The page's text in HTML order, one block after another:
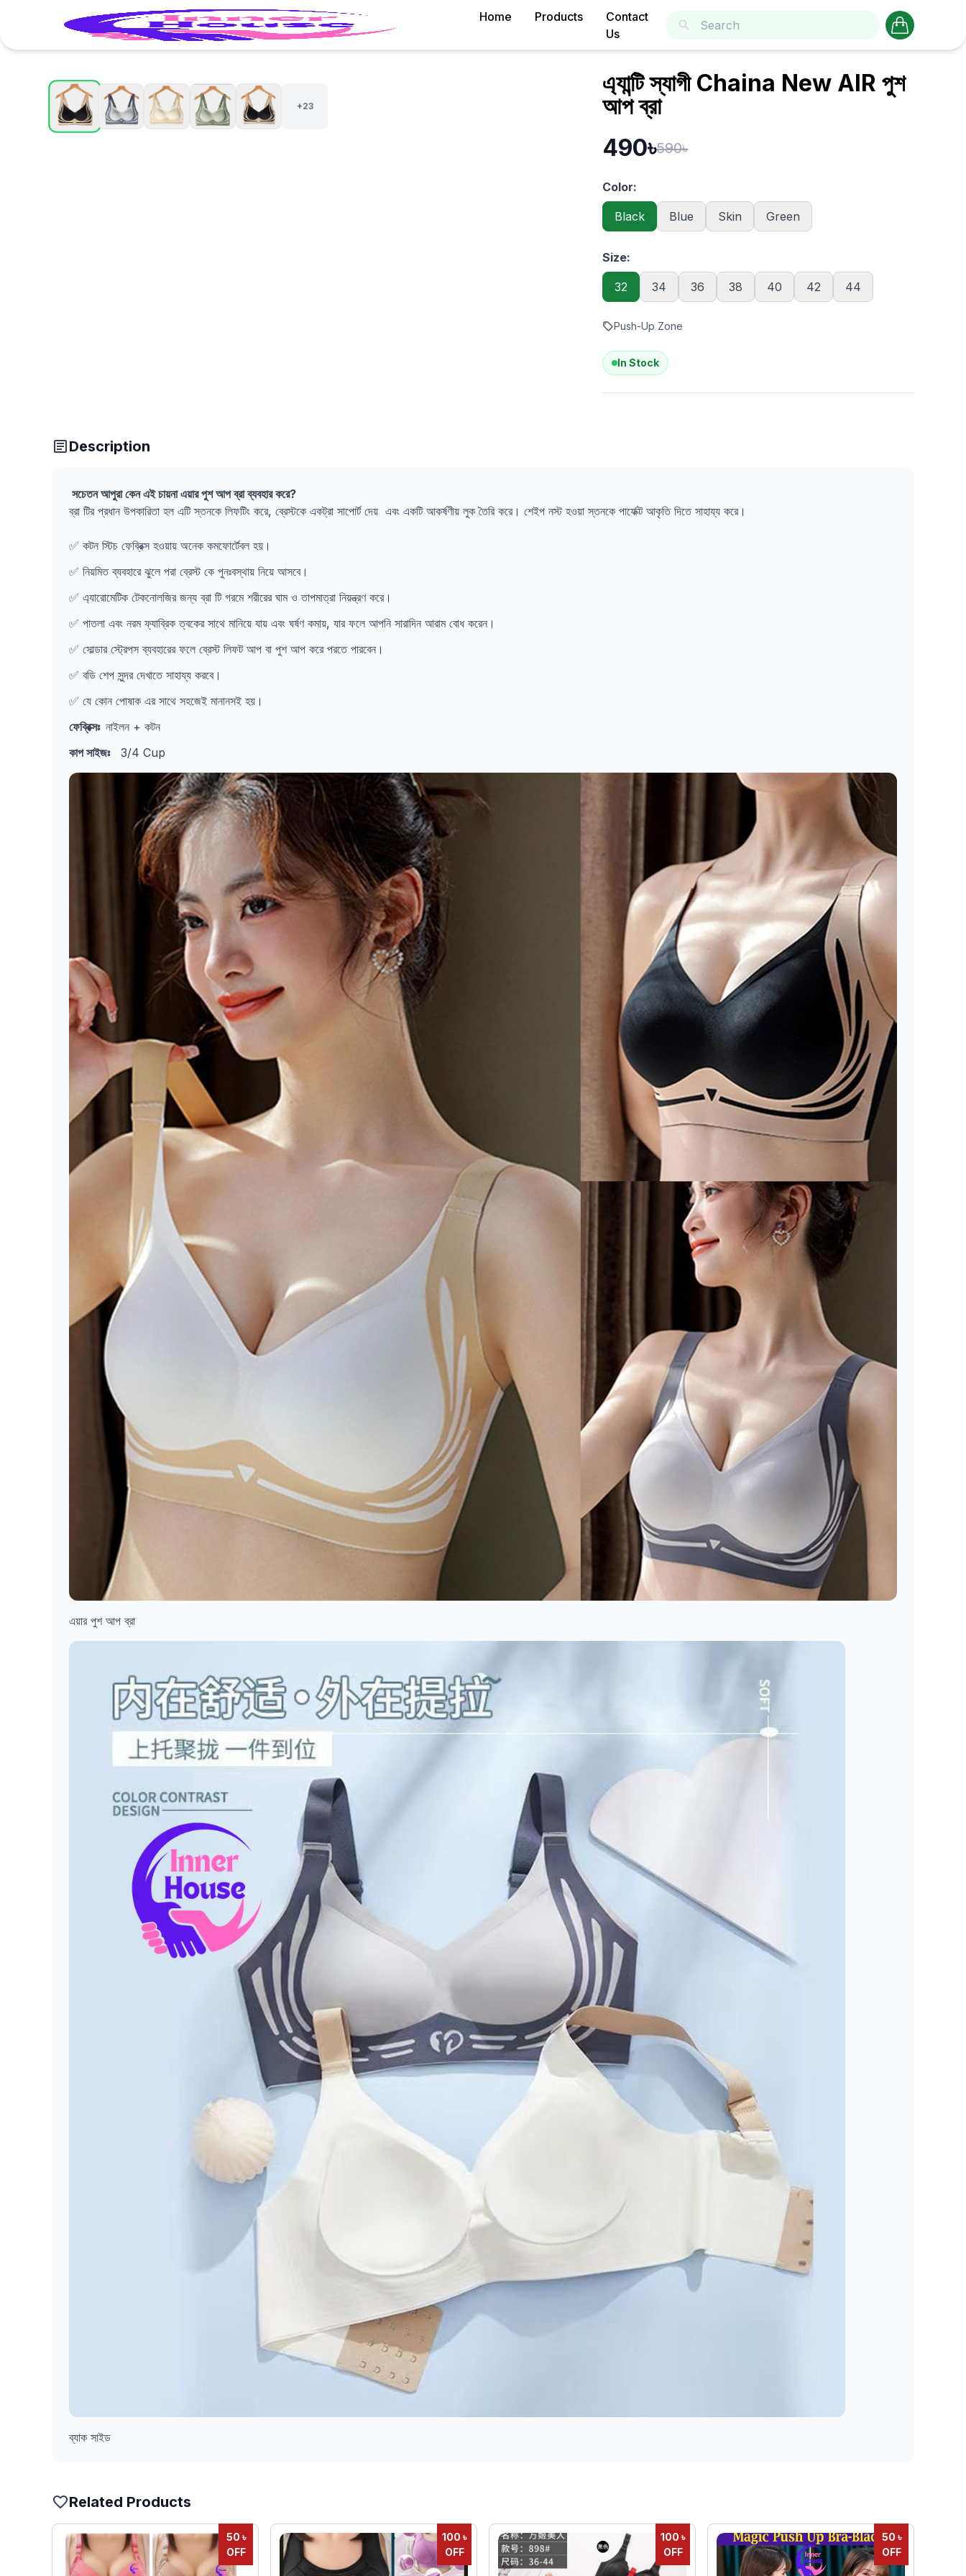
Home Products
Contact
Us
1 / 28
+23
এ্যান্টি স্যাগী Chaina New AIR পুশ
আপ ব্রা
490৳590৳
Color:
Black Blue Skin Green
Size:
32 34 36 38 40 42 44
Push-Up Zone
In Stock
Description
সচেতন আপুরা কেন এই চায়না এয়ার পুশ আপ ব্রা ব্যবহার করে?
ব্রা টির প্রধান উপকারিতা হল এটি স্তনকে লিফটিং করে, ব্রেস্টকে একট্রা সাপোর্ট দেয় এবং একটি আকর্ষণীয় লুক তৈরি করে। শেইপ নস্ট হওয়া স্তনকে পার্ফেক্ট আকৃতি দিতে সাহায্য করে।
✅ কটন স্টিচ ফেব্রিক্স হওয়ায় অনেক কমফোর্টেবল হয়।
✅ নিয়মিত ব্যবহারে ঝুলে পরা ব্রেস্ট কে পুনঃবস্থায় নিয়ে আসবে।
✅ এ্যারোমেটিক টেকনোলজির জন্য ব্রা টি গরমে শরীরের ঘাম ও তাপমাত্রা নিয়ন্ত্রণ করে।
✅ পাতলা এবং নরম ফ্যাব্রিক ত্বকের সাথে মানিয়ে যায় এবং ঘর্ষণ কমায়, যার ফলে আপনি সারাদিন আরাম বোধ করেন।
✅ সোল্ডার স্ট্রেপস ব্যবহারের ফলে ব্রেস্ট লিফট আপ বা পুশ আপ করে পরতে পারবেন।
✅ বডি শেপ সুন্দর দেখাতে সাহায্য করবে।
✅ যে কোন পোষাক এর সাথে সহজেই মানানসই হয়।
ফেব্রিক্সঃ নাইলন + কটন
কাপ সাইজঃ3/4 Cup
এয়ার পুশ আপ ব্রা
ব্যাক সাইড
Related Products
50 ৳
OFF
100 ৳
OFF
100 ৳
OFF
50 ৳
OFF